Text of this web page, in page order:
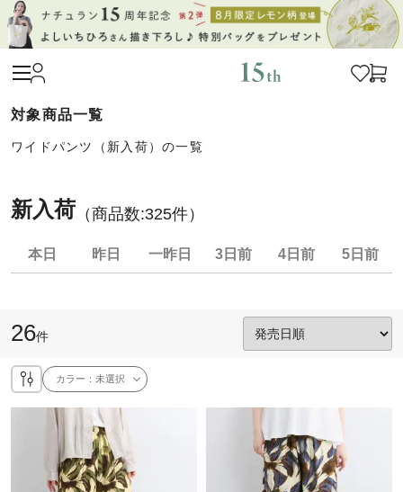
ワイドパンツ（新入荷）の一覧
新入荷 （商品数:325件）
本日 昨日 一昨日 3日前 4日前 5日前
26件
カラー：未選択